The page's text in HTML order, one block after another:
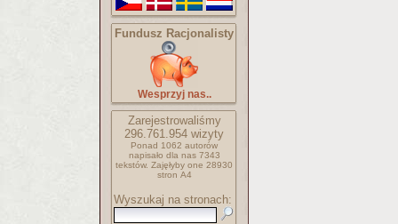
Fundusz Racjonalisty
Wesprzyj nas..
Zarejestrowaliśmy
296.761.954 wizyty
Ponad 1062 autorów
napisało dla nas 7343
tekstów. Zajęłyby one 28930
stron A4
Wyszukaj na stronach: